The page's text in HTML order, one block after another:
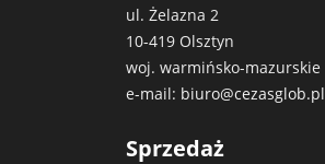
ul. Żelazna 2
10-419 Olsztyn
woj. warmińsko-mazurskie
e-mail: biuro@cezasglob.pl
Sprzedaż